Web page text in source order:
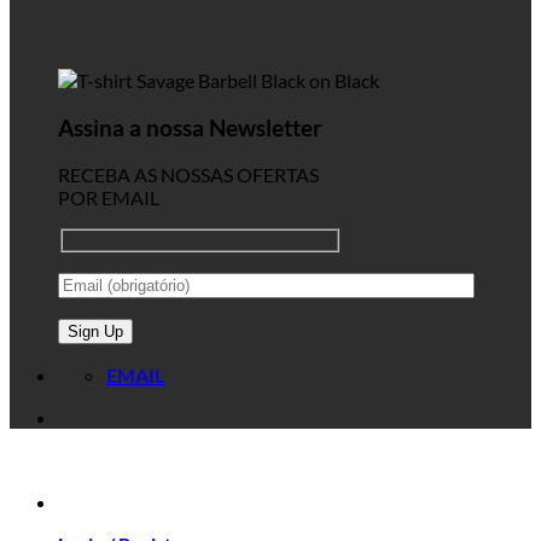
Assina a nossa Newsletter
RECEBA AS NOSSAS OFERTAS
POR EMAIL
EMAIL